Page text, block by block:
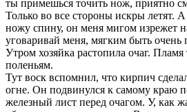
ты примешься точить нож, приятно
Только во все стороны искры летят.
ножу спину, он меня мигом изрежет
уговаривай меня, мягким быть очень
Утром хозяйка растопила очаг. Пламя
поленьям.
Тут воск вспомнил, что кирпич
огне. Он подвинулся к самому краю
железный лист перед очагом. У, как